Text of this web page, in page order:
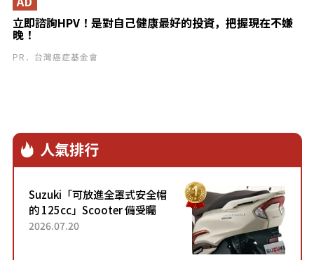
立即諮詢HPV！是對自己健康最好的投資，把握現在不嫌
晚！
PR．台灣癌症基金會
人氣排行
Suzuki「可放進全罩式安全帽
的 125cc」Scooter 備受矚
目！採用全新流線設計與各項
2026.07.20